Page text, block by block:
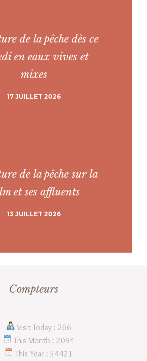
de la pêche dès ce
en eaux vives et
mixes
17 JUILLET 2026
de la pêche sur la
et ses affluents
13 JUILLET 2026
Compteurs
Visit Today : 266
This Month : 2094
This Year : 54421